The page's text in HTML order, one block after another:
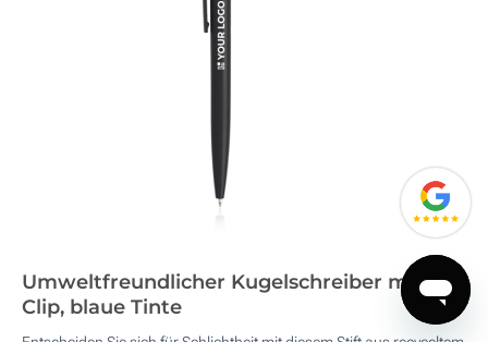
Umweltfreundlicher Kugelschreiber mit
Clip, blaue Tinte